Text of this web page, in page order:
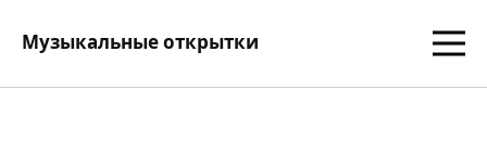
Музыкальные открытки